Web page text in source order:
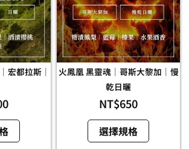
宏都拉斯｜
多
種
款
式。
可
面
火鳳凰 黑靈魂｜哥斯大黎加｜慢
乾日曬
NT$650
選擇規格
多
種
款
式。
可
面